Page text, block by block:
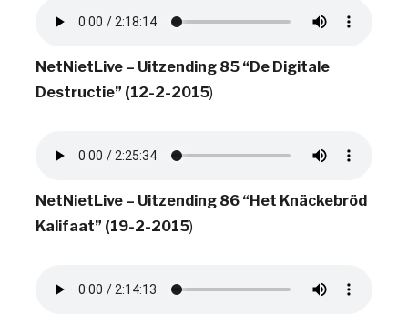
NetNietLive – Uitzending 85 “De Digitale
Destructie” (12-2-2015)
NetNietLive – Uitzending 86 “Het Knäckebröd
Kalifaat” (19-2-2015)